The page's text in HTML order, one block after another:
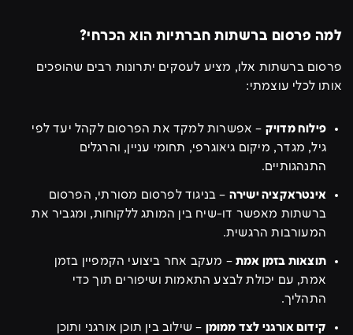
למה פרסום ברשתות חברתיות הוא הכרחי?
פרסום ברשתות אלו, מציע לעסקים יתרונות רבים שהופכים
אותו לכלי עוצמתי:
פילוח מדויק – אפשרות למקד את הפרסום לקהל יעד לפי
גיל, מגדר, מיקום גיאוגרפי, תחומי עניין, והרגלים
התנהגותיים.
אינטראקציה ישירה – בניגוד לפרסום מסורתי, הפרסום
ברשתות מאפשר דו-שיח בין המותג ללקוחות, ומגביר את
המעורבות הרגשית.
תוצאות בזמן אמת – מעקב אחר ביצועי הקמפיין בזמן
אמת, עם יכולת לבצע התאמות ושיפורים תוך כדי
התהליך.
קידום אורגני לצד ממומן – שילוב בין תוכן אורגני ותוכן